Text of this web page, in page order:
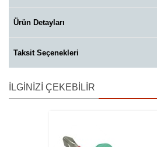
Ürün Detayları
Taksit Seçenekleri
İLGINIZI ÇEKEBILIR